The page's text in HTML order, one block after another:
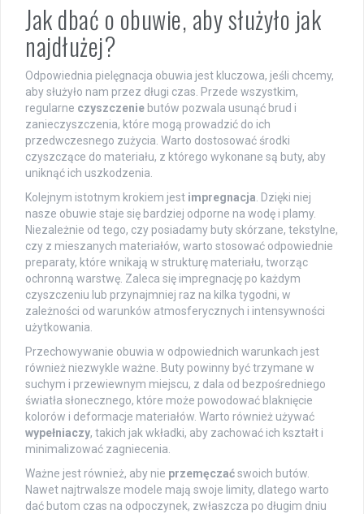
Jak dbać o obuwie, aby służyło jak
najdłużej?
Odpowiednia pielęgnacja obuwia jest kluczowa, jeśli chcemy,
aby służyło nam przez długi czas. Przede wszystkim,
regularne czyszczenie butów pozwala usunąć brud i
zanieczyszczenia, które mogą prowadzić do ich
przedwczesnego zużycia. Warto dostosować środki
czyszczące do materiału, z którego wykonane są buty, aby
uniknąć ich uszkodzenia.
Kolejnym istotnym krokiem jest impregnacja. Dzięki niej
nasze obuwie staje się bardziej odporne na wodę i plamy.
Niezależnie od tego, czy posiadamy buty skórzane, tekstylne,
czy z mieszanych materiałów, warto stosować odpowiednie
preparaty, które wnikają w strukturę materiału, tworząc
ochronną warstwę. Zaleca się impregnację po każdym
czyszczeniu lub przynajmniej raz na kilka tygodni, w
zależności od warunków atmosferycznych i intensywności
użytkowania.
Przechowywanie obuwia w odpowiednich warunkach jest
również niezwykle ważne. Buty powinny być trzymane w
suchym i przewiewnym miejscu, z dala od bezpośredniego
światła słonecznego, które może powodować blaknięcie
kolorów i deformacje materiałów. Warto również używać
wypełniaczy, takich jak wkładki, aby zachować ich kształt i
minimalizować zagniecenia.
Ważne jest również, aby nie przemęczaćswoich butów.
Nawet najtrwalsze modele mają swoje limity, dlatego warto
dać butom czas na odpoczynek, zwłaszcza po długim dniu